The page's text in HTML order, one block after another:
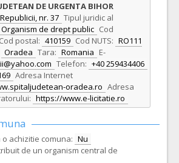
DE URGENTA BIHOR
nr. 37 Tipul juridic al
Organism de drept public Cod
Cod postal: 410159 Cod NUTS: RO111
Oradea Tara: Romania E-
Telefon: +40 259434406
Adresa Internet
oradea.ro Adresa
https://www.e-licitatie.ro
achizitie comuna: Nu
de un organism central de